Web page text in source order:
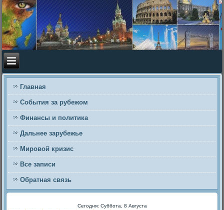
Главная
События за рубежом
Финансы и политика
Дальнее зарубежье
Мировой кризис
Все записи
Обратная связь
Сегодня: Суббота, 8 Августа